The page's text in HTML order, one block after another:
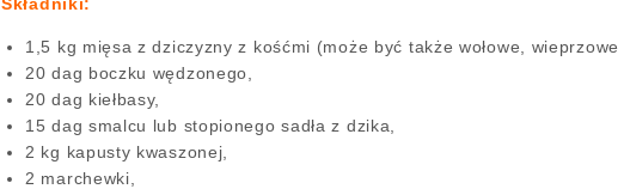
1,5 kg mięsa z dziczyzny z kośćmi (może być także wołowe,
20 dag boczku wędzonego,
20 dag kiełbasy,
15 dag smalcu lub stopionego sadła z dzika,
2 kg kapusty kwaszonej,
2 marchewki,